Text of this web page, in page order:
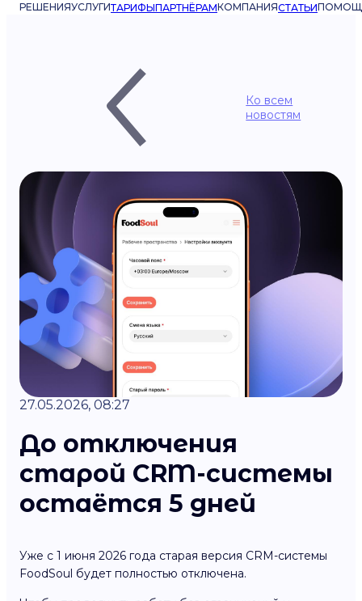
РЕШЕНИЯУСЛУГИТАРИФЫПАРТНЁРАМКОМПАНИЯСТАТЬИ
Ко всем
новостям
27.05.2026, 08:27
До отключения
старой CRM-системы
остаётся 5 дней
Уже с 1 июня 2026 года старая версия CRM-системы
FoodSoul будет полностью отключена.